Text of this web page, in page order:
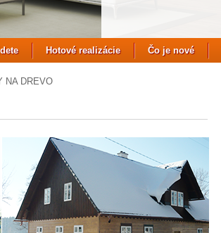
Hotové realizácie Čo je nové
NA DREVO